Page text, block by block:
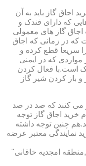
اجاق گاز باید به آن
که دارای فندک و
گاز های معمولی
که در زمانی که اجاق
سریعا قطع کرده و
مواردی که در ایمنی
است.با فعال کردن
باز کردن شیر گاز
می کنند که صد در صد
خرید اجاق گاز توجه
چنین توجه داشته
نمایندگی معتبر عرضه
امجدیه خاقانی"